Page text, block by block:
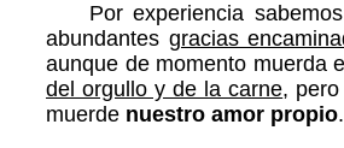
Por experiencia
abundantes gracias
aunque de momento muerda
del orgullo y de la carne,
muerde nuestro amor propio.